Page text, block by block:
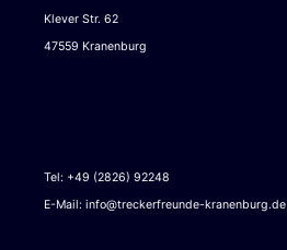
Klever Str. 62
47559 Kranenburg
Tel: +49 (2826) 92248
E-Mail: info@treckerfreunde-kranenburg.de